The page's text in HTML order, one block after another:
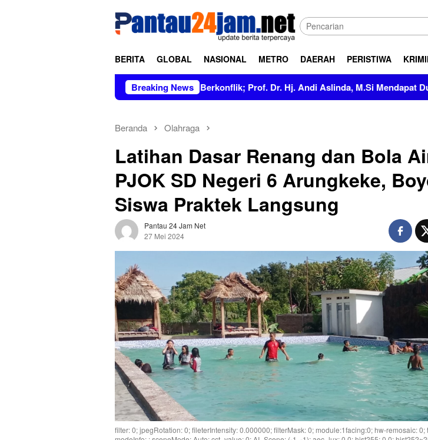
BERITA GLOBAL NASIONAL METRO DAERAH PERISTIWA
Breaking News
Figur Bersih dan Tidak Berkonflik; Prof. Dr. Hj. Andi Aslinda, M.Si Mendapat Dukungan Aktivis Sulsel
Beranda Olahraga
Latihan Dasar Renang dan Bola
PJOK SD Negeri 6 Arungkeke,
Siswa Praktek Langsung
Pantau 24 Jam Net
27 Mei 2024
filter: 0; jpegRotation: 0; fileterIntensity: 0.000000; filterMask: 0; module:1facing:0; hw-remosaic: 0;